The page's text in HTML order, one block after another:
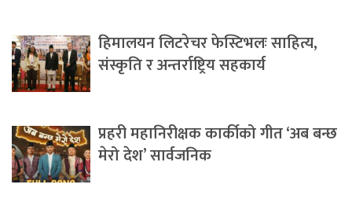
हिमालयन लिटरेचर फेस्टिभलः साहित्य,
संस्कृति र अन्तर्राष्ट्रिय सहकार्य
प्रहरी महानिरीक्षक कार्कीको गीत ‘अब बन्छ
मेरो देश’ सार्वजनिक